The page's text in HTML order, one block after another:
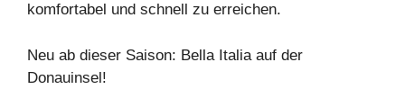
komfortabel und schnell zu erreichen.
Neu ab dieser Saison: Bella Italia auf der
Donauinsel!